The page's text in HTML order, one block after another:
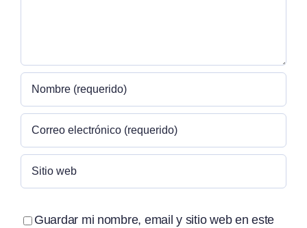
Guardar mi nombre, email y sitio web en este